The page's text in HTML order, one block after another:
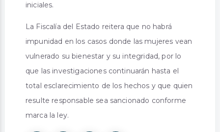
iniciales.
La Fiscalía del Estado reitera que no habrá
impunidad en los casos donde las mujeres vean
vulnerado su bienestar y su integridad, por lo
que las investigaciones continuarán hasta el
total esclarecimiento de los hechos y que quien
resulte responsable sea sancionado conforme
marca la ley.